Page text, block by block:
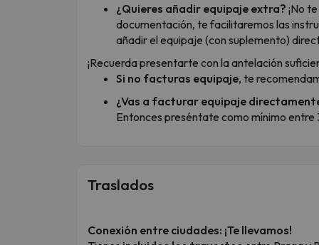
¿Quieres añadir equipaje extra? ¡No
documentación, te facilitaremos las
añadir el equipaje (con suplemento)
¡Recuerda presentarte con la antelación
Si no facturas equipaje, te
¿Vas a facturar equipaje
Entonces preséntate como mínimo entre
Traslados
Conexión entre ciudades: ¡Te llevamos!